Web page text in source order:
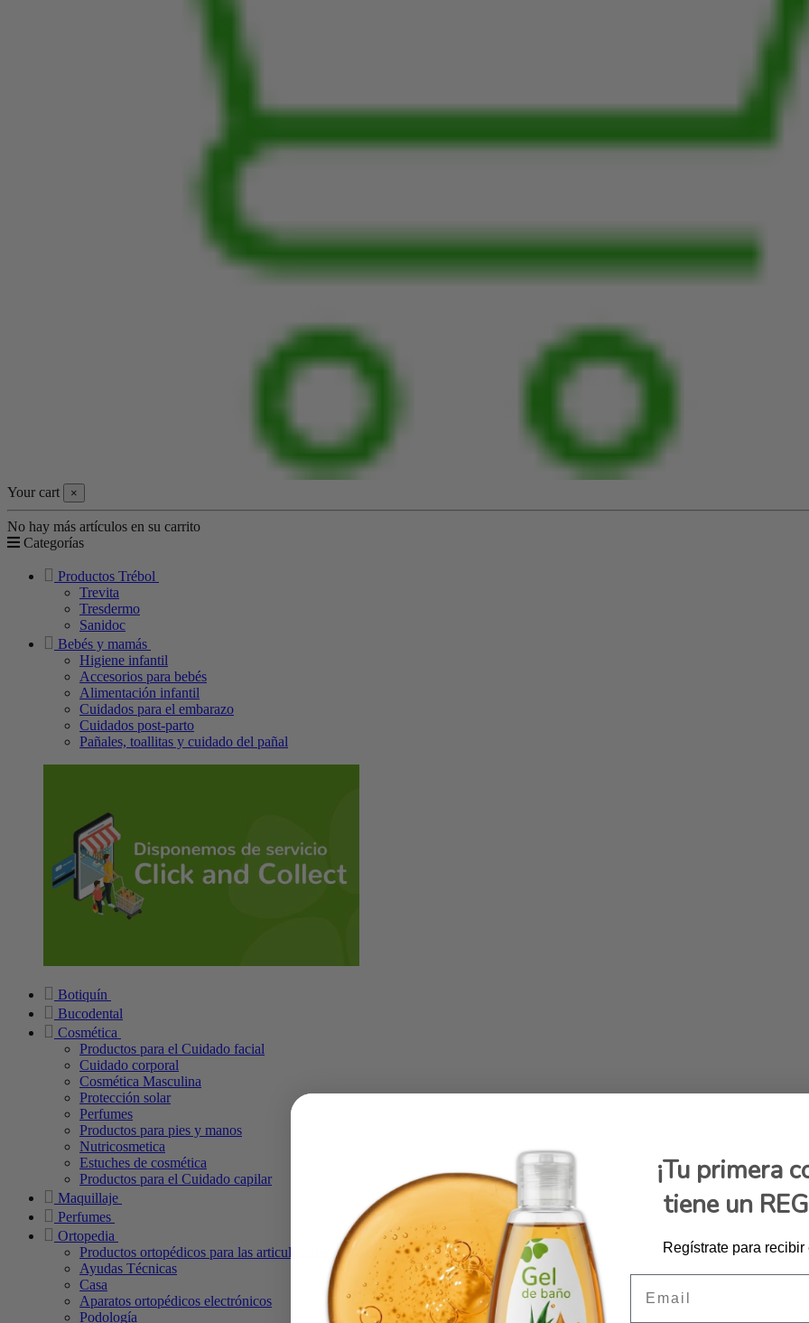
Your cart ×
No hay más artículos en su carrito
Categorías
Productos Trébol
Trevita
Tresdermo
Sanidoc
Bebés y mamás
Higiene infantil
Accesorios para bebés
Alimentación infantil
Cuidados para el embarazo
Cuidados post-parto
Pañales, toallitas y cuidado del pañal
Botiquín
Bucodental
Cosmética
Productos para el Cuidado facial
Cuidado corporal
Cosmética Masculina
Protección solar
Perfumes
Productos para pies y manos
Nutricosmetica
Estuches de cosmética
Productos para el Cuidado capilar
Maquillaje
Perfumes
Ortopedia
Productos ortopédicos para las articulaciones
Ayudas Técnicas
Casa
Aparatos ortopédicos electrónicos
Podología
¡Tu primera
tiene un
Regístrate para